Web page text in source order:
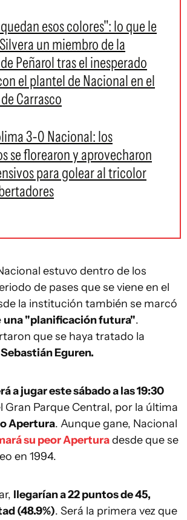
esos colores": lo que le
un miembro de la
Peñarol tras el inesperado
el plantel de Nacional en el
Carrasco
3-0 Nacional: los
se florearon y aprovecharon
para golear al tricolor
estuvo dentro de los
de pases que se viene en el
la institución también se marcó
una "planificación futura".
que se haya tratado la
Sebastián Eguren.
a jugar este sábado a las 19:30
Gran Parque Central, por la última
Apertura. Aunque gane, Nacional
su peor Aperturadesde que se
en 1994.
llegarían a 22 puntos de 45,
(48.9%). Será la primera vez que